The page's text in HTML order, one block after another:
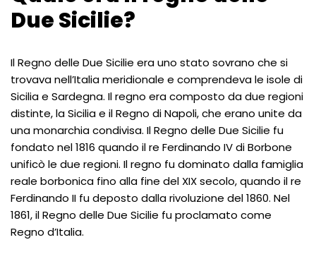
Due Sicilie?
Il Regno delle Due Sicilie era uno stato sovrano che si
trovava nell’Italia meridionale e comprendeva le isole di
Sicilia e Sardegna. Il regno era composto da due regioni
distinte, la Sicilia e il Regno di Napoli, che erano unite da
una monarchia condivisa. Il Regno delle Due Sicilie fu
fondato nel 1816 quando il re Ferdinando IV di Borbone
unificò le due regioni. Il regno fu dominato dalla famiglia
reale borbonica fino alla fine del XIX secolo, quando il re
Ferdinando II fu deposto dalla rivoluzione del 1860. Nel
1861, il Regno delle Due Sicilie fu proclamato come
Regno d’Italia.